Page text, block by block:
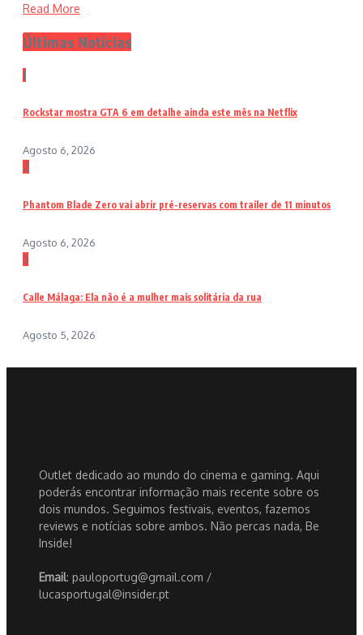
Read More
Últimas Notícias
1
Rockstar mostra GTA 6 em detalhe ainda este mês na Netflix
Agosto 6, 2026
2
Phantom Blade Zero vai abrir pré-reservas com trailer de 11 minutos
Agosto 6, 2026
3
Calle Málaga: Ela não é a mulher mais solitária da rua
Agosto 5, 2026
Outlet dedicado ao mundo do cinema e gaming. Aqui
poderás encontrar informação mais recente sobre os
dois mundos. Seguimos festivais, eventos, fazemos
reviews e notícias sobre ambos. Não percas nada, Be
Inside!
Email: pauloportug@gmail.com /
lucasportugal@insider.pt